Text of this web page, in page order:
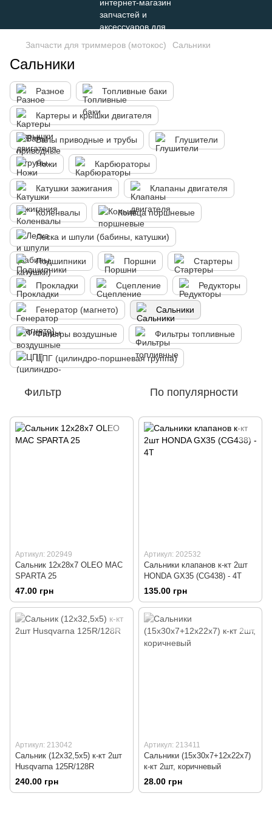
Запчасти для триммеров (мотокос) Сальники
Сальники
Разное Топливные баки
Картеры и крышки двигателя
Валы приводные и трубы Глушители
Ножи Карбюраторы
Катушки зажигания Клапаны двигателя
Коленвалы Кольца поршневые
Леска и шпули (бабины, катушки)
Подшипники Поршни Стартеры
Прокладки Сцепление Редукторы
Генератор (магнето) Сальники
Фильтры воздушные Фильтры топливные
ЦПГ (цилиндро-поршневая группа)
Фильтр По популярности
Артикул: 202949
Сальник 12x28x7 OLEO MAC
SPARTA 25
47.00 грн
Артикул: 202532
Сальники клапанов к-кт 2шт
HONDA GX35 (CG438) - 4Т
135.00 грн
Артикул: 213042
Сальник (12x32,5x5) к-кт 2шт
Husqvarna 125R/128R
240.00 грн
Артикул: 213411
Сальники (15x30x7+12x22x7)
к-кт 2шт, коричневый
28.00 грн